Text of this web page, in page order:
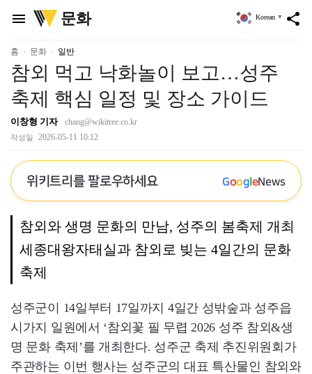
menu
위
키
리
문화 share
Korean ▼
홈 문화 일반
참외 먹고 낙화놀이 보고…성주
축제 핵심 일정 및 장소 가이드
이창형 기자 chang@wikitree.co.kr
작성일 2026-05-11 10:12
위키트리를 팔로우하세요 GoogleNews
참외와 생명 문화의 만남, 성주의 봄축제 개최
세종대왕자태실과 참외로 빚는 4일간의 문화
축제
성주군이 14일부터 17일까지 4일간 성밖숲과 성주읍
시가지 일원에서 ‘참외꽃 필 무렵 2026 성주 참외&생
명 문화 축제’를 개최한다. 성주군 축제 추진위원회가
주관하는 이번 행사는 성주군의 대표 특산물인 참외와